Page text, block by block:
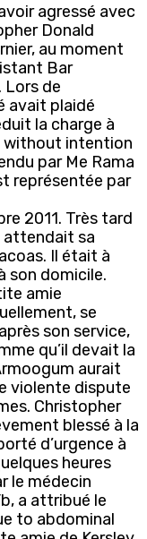
agressé avec
Donald
au moment
Bar
Lors de
avait plaidé
la charge à
without intention
par Me Rama
représentée par
2011. Très tard
attendait sa
Il était à
son domicile.
amie
se
son service,
qu’il devait la
aurait
violente dispute
Christopher
blessé à la
d’urgence à
heures
le médecin
a attribué le
to abdominal